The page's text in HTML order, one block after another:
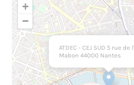
ATDEC - CEJ SUD 5 rue de
Mabon 44000 Nantes
+
−